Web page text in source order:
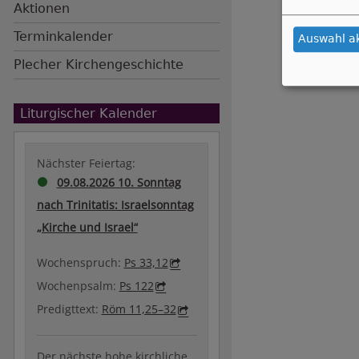
Aktionen
Terminkalender
Plecher Kirchengeschichte
Liturgischer Kalender
Nächster Feiertag:
09.08.2026 10. Sonntag
nach Trinitatis: Israelsonntag
„Kirche und Israel“
Wochenspruch: Ps 33,12
Wochenpsalm: Ps 122
Predigttext: Röm 11,25–32
Auswahl